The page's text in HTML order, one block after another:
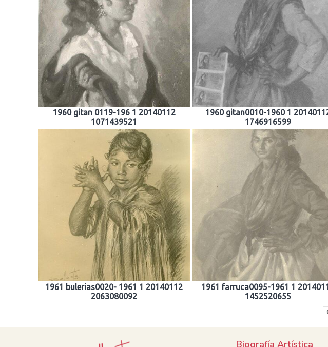
1960 gitan 0119-196 1 20140112
1071439521
1960 gitan0010-1960 1
1746916599
1961 bulerias0020- 1961 1 20140112
2063080092
1961 farruca0095-1961 1
1452520655
Biografía Artística